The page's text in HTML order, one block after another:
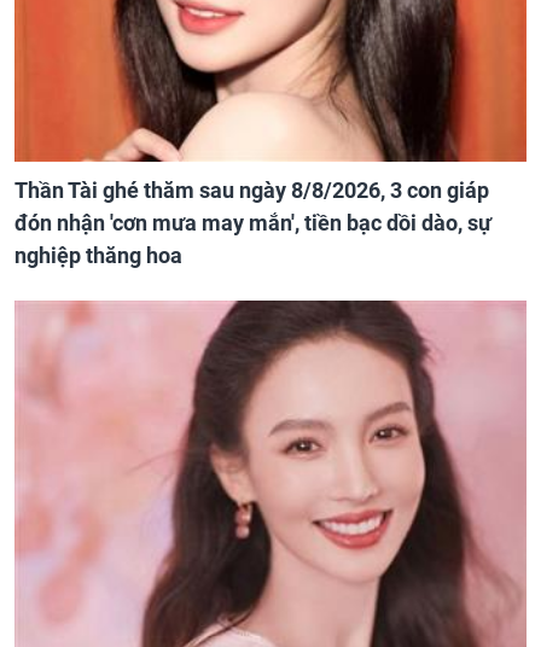
Thần Tài ghé thăm sau ngày 8/8/2026, 3 con giáp
đón nhận 'cơn mưa may mắn', tiền bạc dồi dào, sự
nghiệp thăng hoa